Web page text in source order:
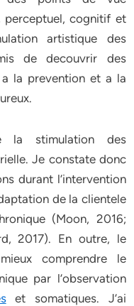
perceptuel, cognitif et
artistique des
de decouvrir des
a la prevention et a la
la stimulation des
Je constate donc
durant l’intervention
de la clientele
(Moon, 2016;
2017). En outre, le
comprendre le
par l’observation
et somatiques. J’ai